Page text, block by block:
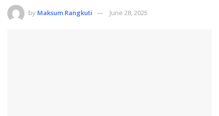
by Maksum Rangkuti June 28, 2025